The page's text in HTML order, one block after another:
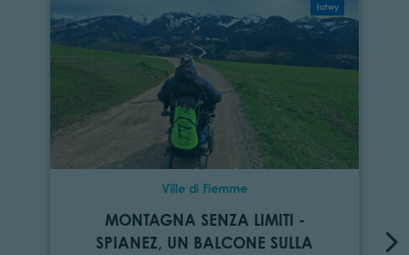
łatwy
Ville di Fiemme
MONTAGNA SENZA LIMITI -
SPIANEZ, UN BALCONE SULLA